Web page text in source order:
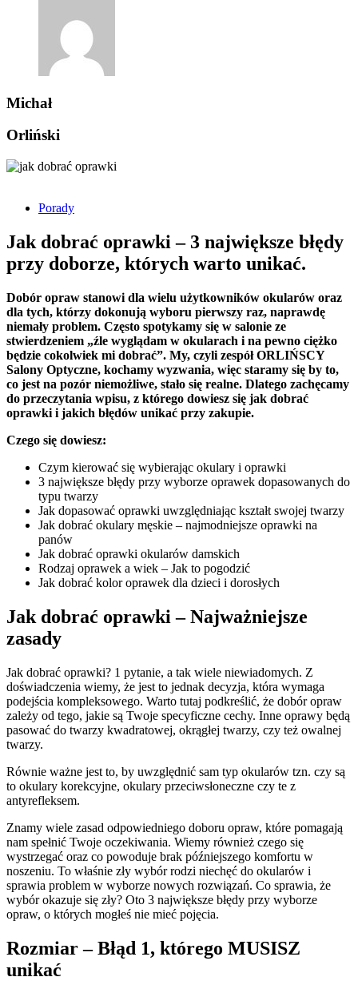
Michał
Orliński
Porady
Jak dobrać oprawki – 3 największe błędy
przy doborze, których warto unikać.
Dobór opraw stanowi dla wielu użytkowników okularów oraz
dla tych, którzy dokonują wyboru pierwszy raz, naprawdę
niemały problem. Często spotykamy się w salonie ze
stwierdzeniem „źle wyglądam w okularach i na pewno ciężko
będzie cokolwiek mi dobrać”. My, czyli zespół ORLIŃSCY
Salony Optyczne, kochamy wyzwania, więc staramy się by to,
co jest na pozór niemożliwe, stało się realne. Dlatego zachęcamy
do przeczytania wpisu, z którego dowiesz się jak dobrać
oprawki i jakich błędów unikać przy zakupie.
Czego się dowiesz:
Czym kierować się wybierając okulary i oprawki
3 największe błędy przy wyborze oprawek dopasowanych do
typu twarzy
Jak dopasować oprawki uwzględniając kształt swojej twarzy
Jak dobrać okulary męskie – najmodniejsze oprawki na
panów
Jak dobrać oprawki okularów damskich
Rodzaj oprawek a wiek – Jak to pogodzić
Jak dobrać kolor oprawek dla dzieci i dorosłych
Jak dobrać oprawki – Najważniejsze
zasady
Jak dobrać oprawki? 1 pytanie, a tak wiele niewiadomych. Z
doświadczenia wiemy, że jest to jednak decyzja, która wymaga
podejścia kompleksowego. Warto tutaj podkreślić, że dobór opraw
zależy od tego, jakie są Twoje specyficzne cechy. Inne oprawy będą
pasować do twarzy kwadratowej, okrągłej twarzy, czy też owalnej
twarzy.
Równie ważne jest to, by uwzględnić sam typ okularów tzn. czy są
to okulary korekcyjne, okulary przeciwsłoneczne czy te z
antyrefleksem.
Znamy wiele zasad odpowiedniego doboru opraw, które pomagają
nam spełnić Twoje oczekiwania. Wiemy również czego się
wystrzegać oraz co powoduje brak późniejszego komfortu w
noszeniu. To właśnie zły wybór rodzi niechęć do okularów i
sprawia problem w wyborze nowych rozwiązań. Co sprawia, że
wybór okazuje się zły? Oto 3 największe błędy przy wyborze
opraw, o których mogłeś nie mieć pojęcia.
Rozmiar – Błąd 1, którego MUSISZ
unikać